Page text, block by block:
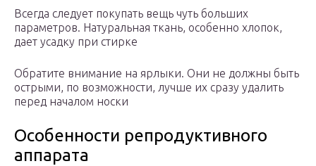
Всегда следует покупать вещь чуть больших
параметров. Натуральная ткань, особенно хлопок,
дает усадку при стирке
Обратите внимание на ярлыки. Они не должны быть
острыми, по возможности, лучше их сразу удалить
перед началом носки
Особенности репродуктивного
аппарата